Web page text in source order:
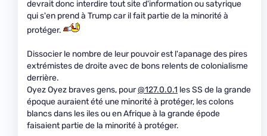
devrait donc interdire tout site d'information ou satyrique
qui s'en prend à Trump car il fait partie de la minorité à
protéger.
Dissocier le nombre de leur pouvoir est l'apanage des pires
extrémistes de droite avec de bons relents de colonialisme
derrière.
Oyez Oyez braves gens, pour@127.0.0.1 les SS de la grande
époque auraient été une minorité à protéger, les colons
blancs dans les iles ou en Afrique à la grande épode
faisaient partie de la minorité à protéger.